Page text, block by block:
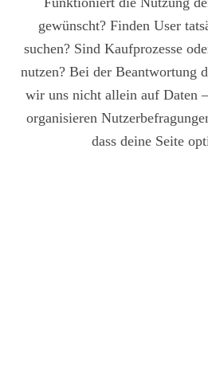
gewünscht? Finden User
suchen? Sind Kaufprozesse
nutzen? Bei der Beantwortung
wir uns nicht allein auf Daten
organisieren
dass deine Seite